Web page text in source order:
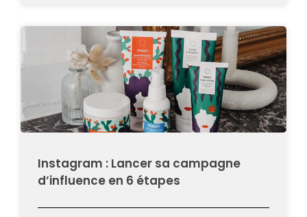
Instagram : Lancer sa campagne
d’influence en 6 étapes